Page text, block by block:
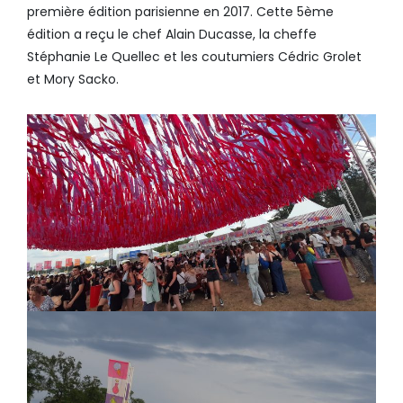
première édition parisienne en 2017. Cette 5ème
édition a reçu le chef Alain Ducasse, la cheffe
Stéphanie Le Quellec et les coutumiers Cédric Grolet
et Mory Sacko.